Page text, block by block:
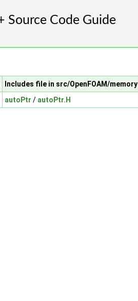
Includes file in src/OpenFOAM/memory
autoPtr / autoPtr.H